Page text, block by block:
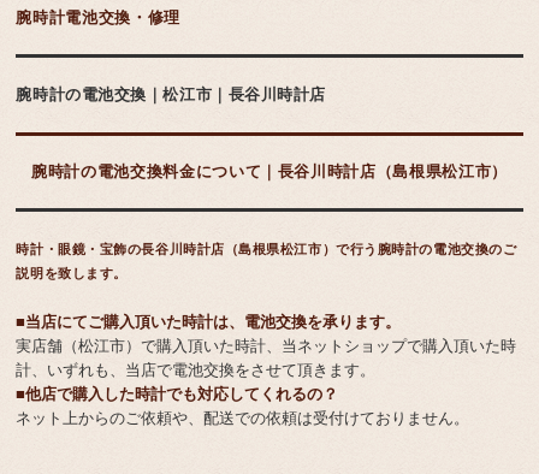
腕時計電池交換・修理
腕時計の電池交換｜松江市｜長谷川時計店
腕時計の電池交換料金について｜長谷川時計店（島根県松江市）
時計・眼鏡・宝飾の長谷川時計店（島根県松江市）で行う腕時計の電池交換のご
説明を致します。
■当店にてご購入頂いた時計は、電池交換を承ります。
実店舗（松江市）で購入頂いた時計、当ネットショップで購入頂いた時
計、いずれも、当店で電池交換をさせて頂きます。
■他店で購入した時計でも対応してくれるの？
ネット上からのご依頼や、配送での依頼は受付けておりません。